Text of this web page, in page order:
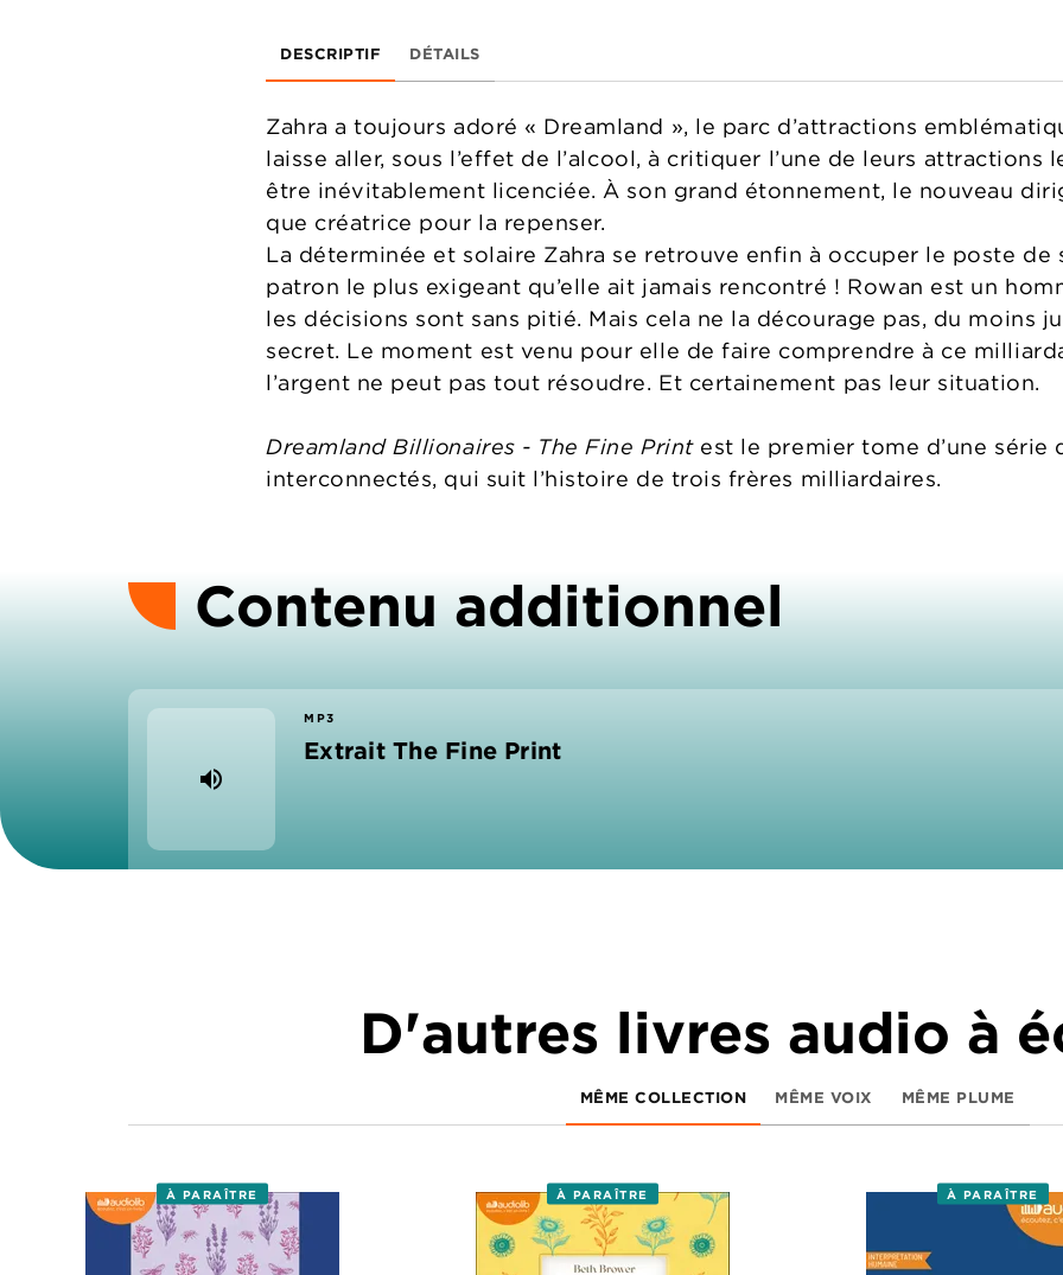
DESCRIPTIF DÉTAILS
Zahra a toujours adoré « Dreamland », le parc d’attractions
laisse aller, sous l’effet de l’alcool, à critiquer l’une de leurs attractions
être inévitablement licenciée. À son grand étonnement, le nouveau
que créatrice pour la repenser.
La déterminée et solaire Zahra se retrouve enfin à occuper le poste de
patron le plus exigeant qu’elle ait jamais rencontré ! Rowan est un
les décisions sont sans pitié. Mais cela ne la décourage pas, du moins
secret. Le moment est venu pour elle de faire comprendre à ce
l’argent ne peut pas tout résoudre. Et certainement pas leur situation.
Dreamland Billionaires - The Fine Printest le premier tome d’une série
interconnectés, qui suit l’histoire de trois frères milliardaires.
Contenu additionnel
volume_up
MP3
Extrait The Fine Print
D'autres livres audio à
MÊME COLLECTION MÊME VOIX MÊME PLUME
À PARAÎTRE À PARAÎTRE À PARAÎTRE